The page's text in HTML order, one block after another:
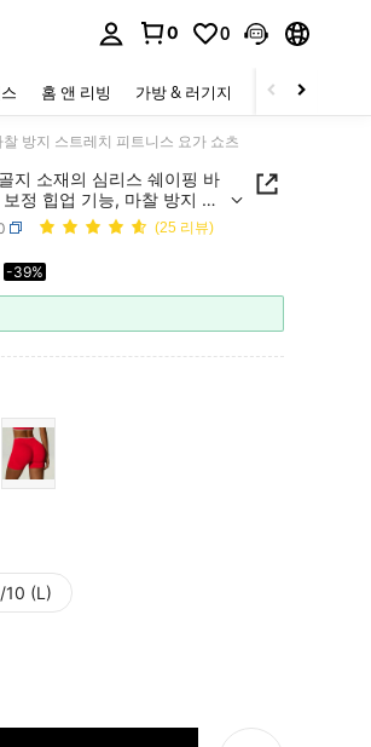
0 0
홈 앤 리빙 가방 & 러기지 스포츠 & 아웃
방지 스트레치 피트니스 요가 쇼츠
지 소재의 심리스 쉐이핑 바
정 힙업 기능, 마찰 방지 스
(25 리뷰)
-39%
10 (L)